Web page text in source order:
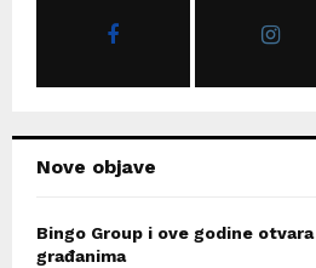
Nove objave
Bingo Group i ove godine
građanima